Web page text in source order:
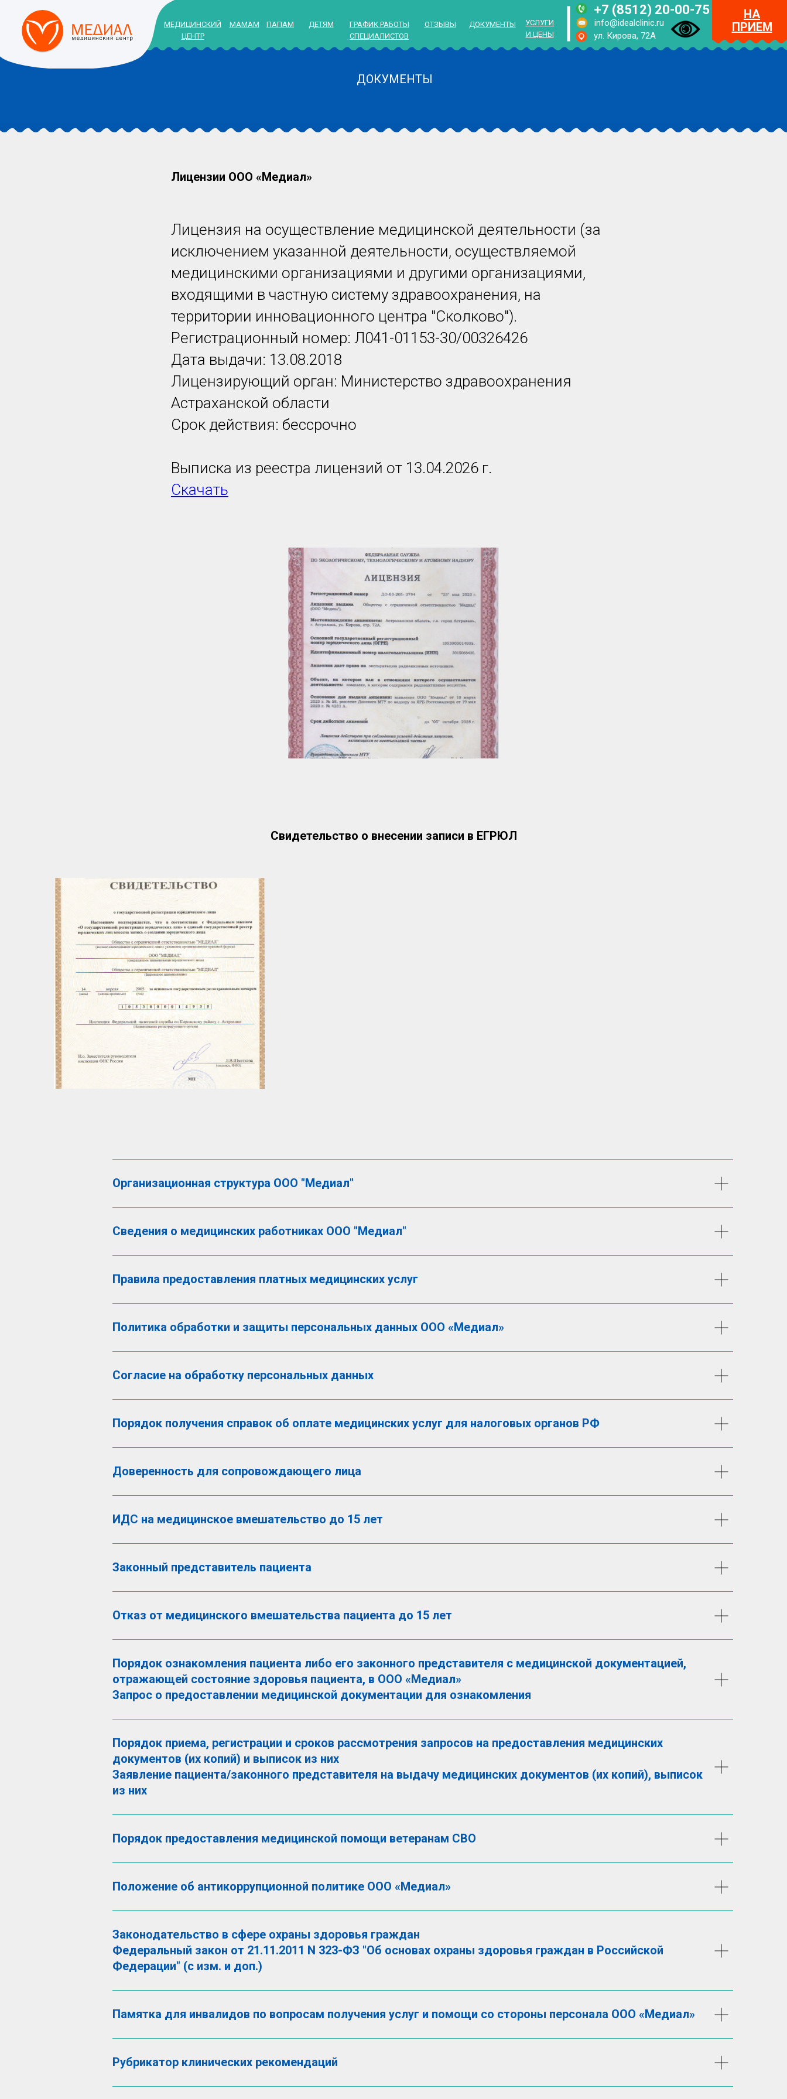
МЕДИЦИНСКИЙ
ЦЕНТР
МАМАМ ПАПАМ ДЕТЯМ
ГРАФИК РАБОТЫ
СПЕЦИАЛИСТОВ
НА
ПРИЕМ
+7 (8512) 20-00-75
info@idealclinic.ru
ул. Кирова, 72А
НА
ОТЗЫВЫ ДОКУМЕНТЫ
УСЛУГИ
И ЦЕНЫ
ДОКУМЕНТЫ
Лицензии ООО «Медиал»
Лицензия на осуществление медицинской деятельности (за
исключением указанной деятельности, осуществляемой
медицинскими организациями и другими организациями,
входящими в частную систему здравоохранения, на
территории инновационного центра "Сколково").
Регистрационный номер: Л041-01153-30/00326426
Дата выдачи: 13.08.2018
Лицензирующий орган: Министерство здравоохранения
Астраханской области
Срок действия: бессрочно
Выписка из реестра лицензий от 13.04.2026 г.
Скачать
Свидетельство о внесении записи в ЕГРЮЛ
Организационная структура ООО "Медиал"
Сведения о медицинских работниках ООО "Медиал"
Правила предоставления платных медицинских услуг
Политика обработки и защиты персональных данных ООО «Медиал»
Согласие на обработку персональных данных
Порядок получения справок об оплате медицинских услуг для налоговых органов РФ
Доверенность для сопровождающего лица
ИДС на медицинское вмешательство до 15 лет
Законный представитель пациента
Отказ от медицинского вмешательства пациента до 15 лет
Порядок ознакомления пациента либо его законного представителя с медицинской документацией,
отражающей состояние здоровья пациента, в ООО «Медиал»
Запрос о предоставлении медицинской документации для ознакомления
Порядок приема, регистрации и сроков рассмотрения запросов на предоставления медицинских
документов (их копий) и выписок из них
Заявление пациента/законного представителя на выдачу медицинских документов (их копий), выписок
из них
Порядок предоставления медицинской помощи ветеранам СВО
Положение об антикоррупционной политике ООО «Медиал»
Законодательство в сфере охраны здоровья граждан
Федеральный закон от 21.11.2011 N 323-ФЗ "Об основах охраны здоровья граждан в Российской
Федерации" (с изм. и доп.)
Памятка для инвалидов по вопросам получения услуг и помощи со стороны персонала ООО «Медиал»
Рубрикатор клинических рекомендаций